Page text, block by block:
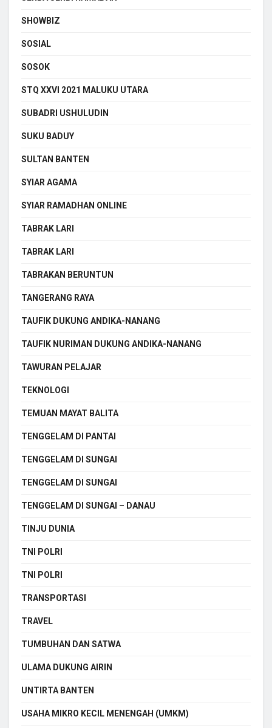
SHOWBIZ
SOSIAL
SOSOK
STQ XXVI 2021 MALUKU UTARA
SUBADRI USHULUDIN
SUKU BADUY
SULTAN BANTEN
SYIAR AGAMA
SYIAR RAMADHAN ONLINE
TABRAK LARI
TABRAK LARI
TABRAKAN BERUNTUN
TANGERANG RAYA
TAUFIK DUKUNG ANDIKA-NANANG
TAUFIK NURIMAN DUKUNG ANDIKA-NANANG
TAWURAN PELAJAR
TEKNOLOGI
TEMUAN MAYAT BALITA
TENGGELAM DI PANTAI
TENGGELAM DI SUNGAI
TENGGELAM DI SUNGAI
TENGGELAM DI SUNGAI – DANAU
TINJU DUNIA
TNI POLRI
TNI POLRI
TRANSPORTASI
TRAVEL
TUMBUHAN DAN SATWA
ULAMA DUKUNG AIRIN
UNTIRTA BANTEN
USAHA MIKRO KECIL MENENGAH (UMKM)